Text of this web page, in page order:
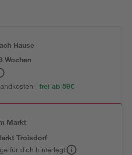
Hause
Wochen
| frei ab 59€
Markt
Troisdorf
für dich hinterlegt